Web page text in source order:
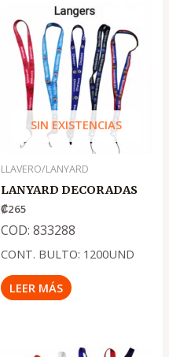
SIN EXISTENCIAS
LLAVERO/LANYARD
LANYARD DECORADAS
₡265
COD: 833288
CONT. BULTO: 1200UND
LEER MÁS